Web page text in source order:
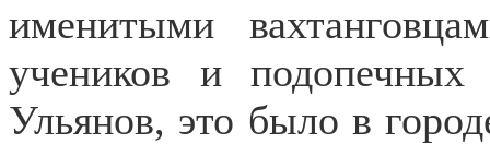
именитыми
учеников и
Ульянов, это было в